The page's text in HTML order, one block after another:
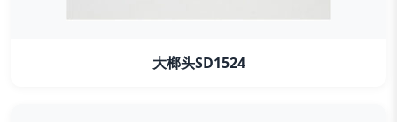
大榔头SD1524